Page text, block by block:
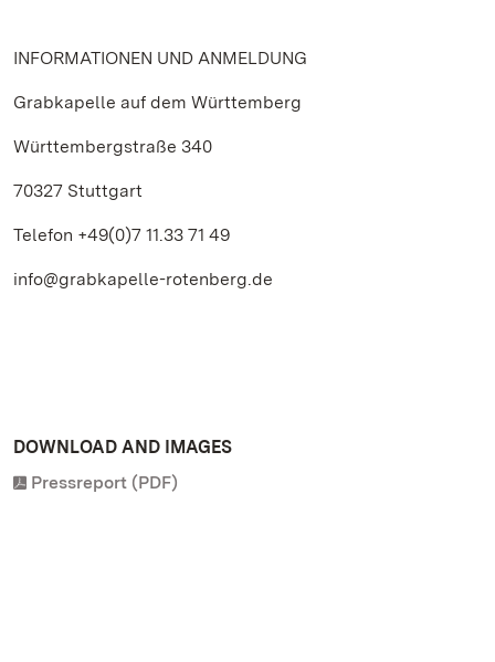
INFORMATIONEN UND ANMELDUNG
Grabkapelle auf dem Württemberg
Württembergstraße 340
70327 Stuttgart
Telefon +49(0)7 11.33 71 49
info@grabkapelle-rotenberg.de
DOWNLOAD AND IMAGES
Pressreport (PDF)